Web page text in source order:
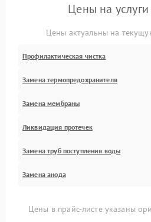
Цены на
Цены актуальны на
Профилактическая чистка
Замена термопредохранителя
Замена мембраны
Ликвидация протечек
Замена труб поступления воды
Замена анода
Цены в прайс-листе указаны